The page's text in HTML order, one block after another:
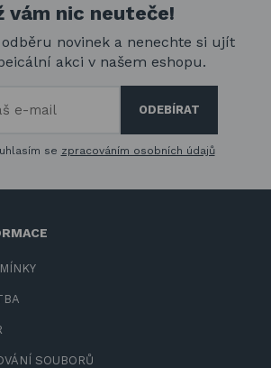
vám nic neuteče!
novinek a nenechte si ujít
akci v našem eshopu.
se zpracováním osobních údajů
SOUBORŮ